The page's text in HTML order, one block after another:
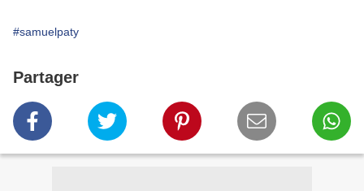
#samuelpaty
Partager